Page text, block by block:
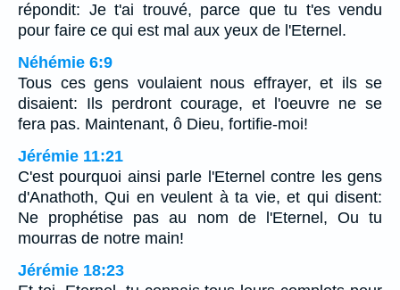
répondit: Je t'ai trouvé, parce que tu t'es vendu
pour faire ce qui est mal aux yeux de l'Eternel.
Néhémie 6:9
Tous ces gens voulaient nous effrayer, et ils se
disaient: Ils perdront courage, et l'oeuvre ne se
fera pas. Maintenant, ô Dieu, fortifie-moi!
Jérémie 11:21
C'est pourquoi ainsi parle l'Eternel contre les gens
d'Anathoth, Qui en veulent à ta vie, et qui disent:
Ne prophétise pas au nom de l'Eternel, Ou tu
mourras de notre main!
Jérémie 18:23